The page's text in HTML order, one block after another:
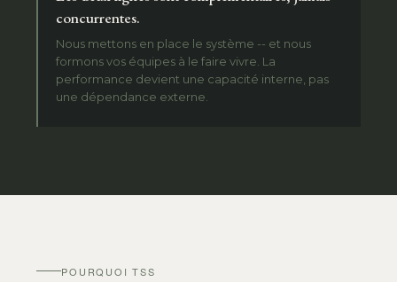
concurrentes.
Nous mettons en place le système -- et nous
formons vos équipes à le faire vivre. La
performance devient une capacité interne, pas
une dépendance externe.
POURQUOI TSS